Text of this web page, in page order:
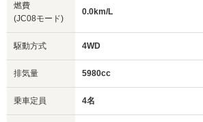
燃費
(JC08モード)
0.0km/L
駆動方式 4WD
排気量 5980cc
乗車定員 4名